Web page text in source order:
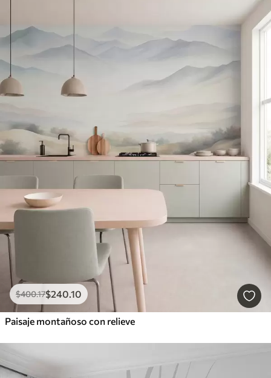
$400.17$240 .10
Paisaje montañoso con relieve